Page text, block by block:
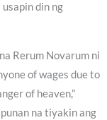
din ng
Rerum Novarum ni
of wages due to
of heaven,”
na tiyakin ang